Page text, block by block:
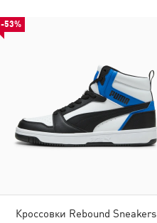
-53%
Кроссовки Rebound Sneakers